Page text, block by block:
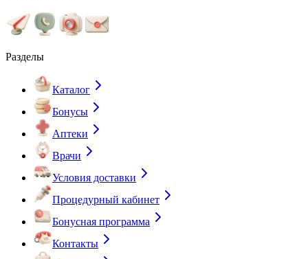
Разделы
Каталог
Бонусы
Аптеки
Врачи
Условия доставки
Процедурный кабинет
Бонусная программа
Контакты